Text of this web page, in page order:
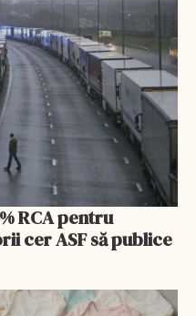
RCA pentru
cer ASF să publice